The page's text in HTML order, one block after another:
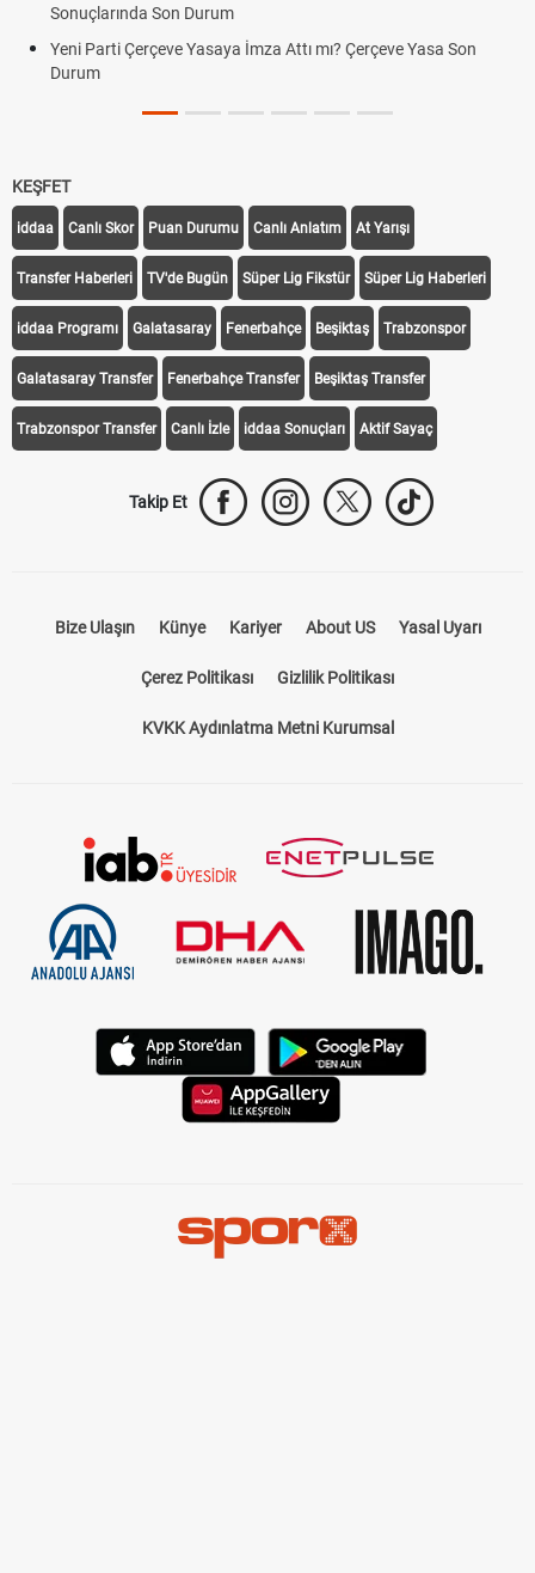
Sonuçlarında Son Durum
Yeni Parti Çerçeve Yasaya İmza Attı mı? Çerçeve Yasa Son
Durum
KEŞFET
iddaa Canlı Skor Puan Durumu Canlı Anlatım At Yarışı
Transfer Haberleri TV'de Bugün Süper Lig Fikstür Süper Lig Haberleri
iddaa Programı Galatasaray Fenerbahçe Beşiktaş Trabzonspor
Galatasaray Transfer Fenerbahçe Transfer Beşiktaş Transfer
Trabzonspor Transfer Canlı İzle iddaa Sonuçları Aktif Sayaç
Takip Et
Bize Ulaşın Künye Kariyer About US Yasal Uyarı
Çerez Politikası Gizlilik Politikası
KVKK Aydınlatma Metni Kurumsal